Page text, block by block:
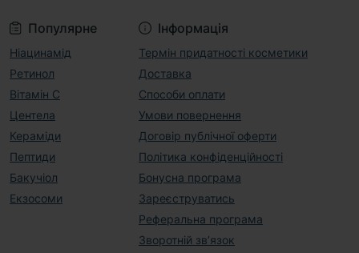
Популярне
Ніацинамід
Ретинол
Вітамін С
Центела
Кераміди
Пептиди
Бакучіол
Екзосоми
Інформація
Термін придатності косметики
Доставка
Способи оплати
Умови повернення
Договір публічної оферти
Політика конфіденційності
Бонусна програма
Зареєструватись
Реферальна програма
Зворотній зв’язок